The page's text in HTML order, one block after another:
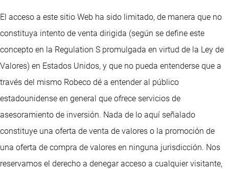
El acceso a este sitio Web ha sido limitado, de manera que no
constituya intento de venta dirigida (según se define este
concepto en la Regulation S promulgada en virtud de la Ley de
Valores) en Estados Unidos, y que no pueda entenderse que a
través del mismo Robeco dé a entender al público
estadounidense en general que ofrece servicios de
asesoramiento de inversión. Nada de lo aquí señalado
constituye una oferta de venta de valores o la promoción de
una oferta de compra de valores en ninguna jurisdicción. Nos
reservamos el derecho a denegar acceso a cualquier visitante,